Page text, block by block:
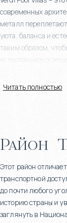
современных
металл
уюта, баланса и
таким образом,
естественное
парковочные места,
🔹Трёхспальные
гардеробными и
плавное
ухоженный сад,
Читать полностью
Район
Этот район
транспортной
до почти любого
историю страны и
заглянуть в